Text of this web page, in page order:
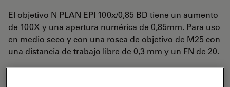
El objetivo N PLAN EPI 100x/0,85 BD tiene un aumento
de 100X y una apertura numérica de 0,85mm. Para uso
en medio seco y con una rosca de objetivo de M25 con
una distancia de trabajo libre de 0,3 mm y un FN de 20.